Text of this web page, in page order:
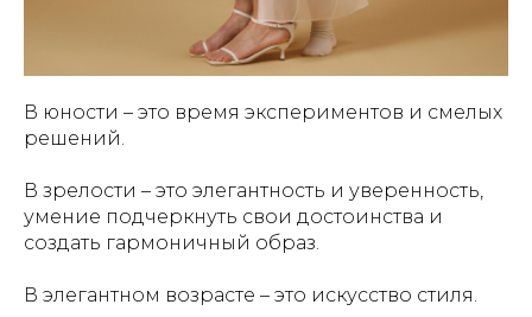
В юности – это время экспериментов и смелых
решений.
В зрелости – это элегантность и уверенность,
умение подчеркнуть свои достоинства и
создать гармоничный образ.
В элегантном возрасте – это искусство стиля.